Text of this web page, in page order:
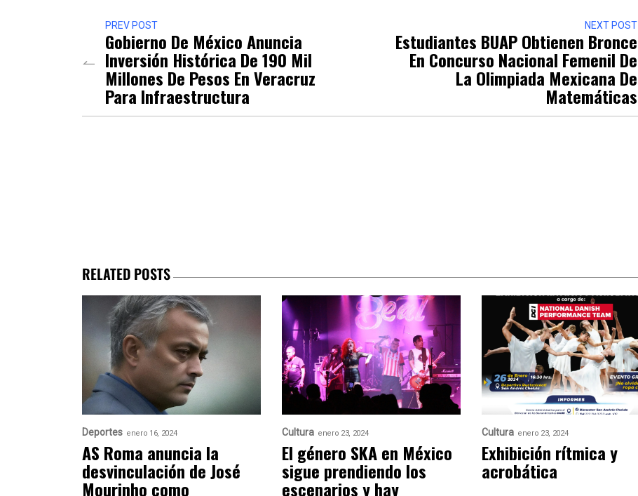
PREV POST
Gobierno De México Anuncia
Inversión Histórica De 190 Mil
Millones De Pesos En Veracruz
Para Infraestructura
NEXT POST
Estudiantes BUAP Obtienen Bronce
En Concurso Nacional Femenil De
La Olimpiada Mexicana De
Matemáticas
RELATED POSTS
Deportes enero 16, 2024
AS Roma anuncia la
desvinculación de José
Mourinho como
Cultura enero 23, 2024
El género SKA en México
sigue prendiendo los
escenarios y hay
Cultura enero 23, 2024
Exhibición rítmica y
acrobática